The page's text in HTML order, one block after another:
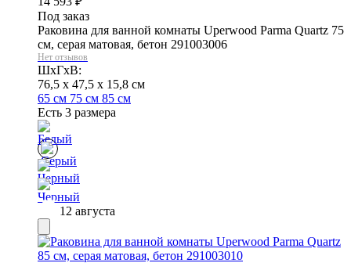
Под заказ
Раковина для ванной комнаты Uperwood Parma Quartz 75
см, серая матовая, бетон 291003006
Нет отзывов
ШхГхВ:
76,5 x 47,5 x 15,8 см
65 см 75 см 85 см
Есть 3 размера
12 августа